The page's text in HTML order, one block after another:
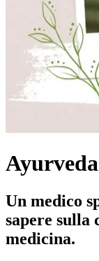
Un medico
sapere sulla
medicina.